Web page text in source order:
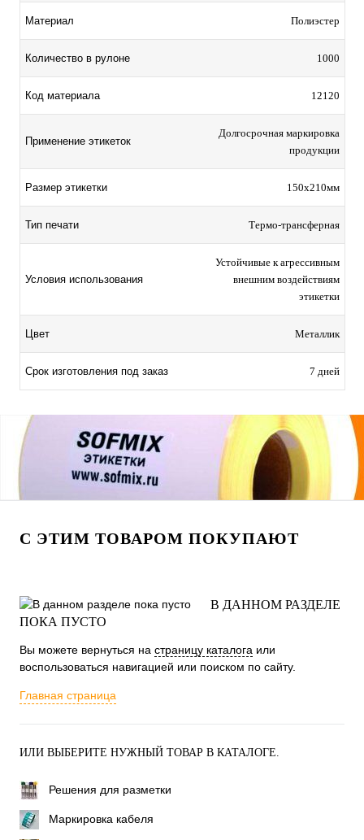
Материал Полиэстер
Количество в рулоне 1000
Код материала 12120
Применение этикеток
Долгосрочная маркировка
продукции
Размер этикетки 150х210мм
Тип печати Термо-трансферная
Условия использования
Устойчивые к агрессивным
внешним воздействиям
этикетки
Цвет Металлик
Срок изготовления под заказ 7 дней
С ЭТИМ ТОВАРОМ ПОКУПАЮТ
В ДАННОМ РАЗДЕЛЕ
ПОКА ПУСТО
Вы можете вернуться на страницу каталога или
воспользоваться навигацией или поиском по сайту.
Главная страница
ИЛИ ВЫБЕРИТЕ НУЖНЫЙ ТОВАР В КАТАЛОГЕ.
Решения для разметки
Маркировка кабеля